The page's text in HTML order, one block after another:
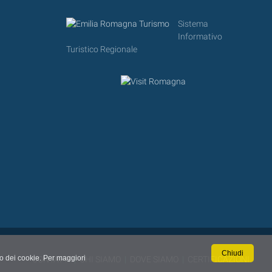
dei cookie. Per maggiori
Chiudi
Sistema
Informativo
Turistico Regionale
CONTATTI|CHI SIAMO CERTIFICAZIONI